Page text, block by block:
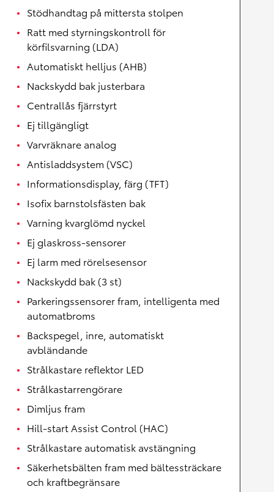
Stödhandtag på mittersta stolpen
Ratt med styrningskontroll för
körfilsvarning (LDA)
Automatiskt helljus (AHB)
Nackskydd bak justerbara
Centrallås fjärrstyrt
Ej tillgängligt
Varvräknare analog
Antisladdsystem (VSC)
Informationsdisplay, färg (TFT)
Isofix barnstolsfästen bak
Varning kvarglömd nyckel
Ej glaskross-sensorer
Ej larm med rörelsesensor
Nackskydd bak (3 st)
Parkeringssensorer fram, intelligenta med
automatbroms
Backspegel, inre, automatiskt
avbländande
Strålkastare reflektor LED
Strålkastarrengörare
Dimljus fram
Hill-start Assist Control (HAC)
Strålkastare automatisk avstängning
Säkerhetsbälten fram med bältessträckare
och kraftbegränsare